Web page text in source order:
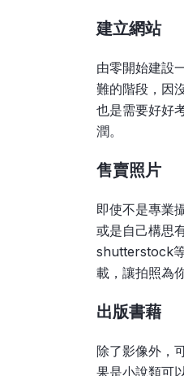
建立網站
由零開始建設
難的階段，因
也是需要好好
潤。
售賣照片
即使不是專業
或是自己構思
shutterstock
載，讓拍照為
出版書藉
除了影像外，
果是小說類可